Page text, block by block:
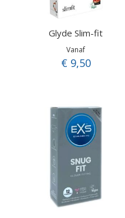
Glyde Slim-fit
Vanaf
€ 9,50